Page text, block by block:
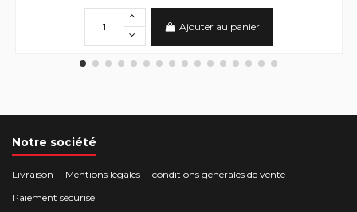
Ajouter au panier
Notre société
Livraison Mentions légales
conditions generales de vente
Paiement sécurisé